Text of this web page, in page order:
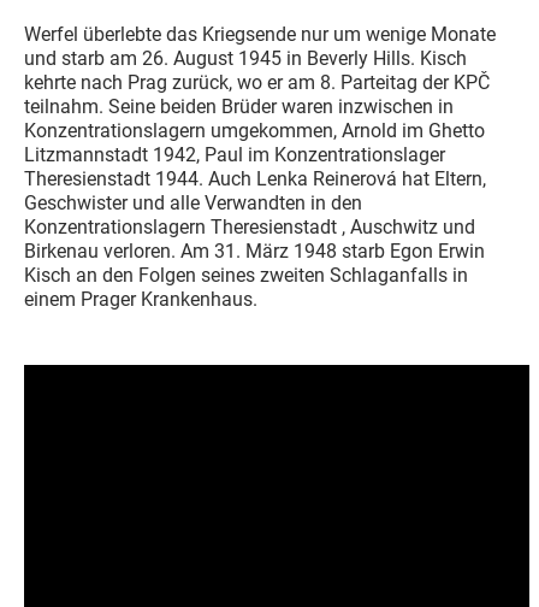
Werfel überlebte das Kriegsende nur um wenige Monate
und starb am 26. August 1945 in Beverly Hills. Kisch
kehrte nach Prag zurück, wo er am 8. Parteitag der KPČ
teilnahm. Seine beiden Brüder waren inzwischen in
Konzentrationslagern umgekommen, Arnold im Ghetto
Litzmannstadt 1942, Paul im Konzentrationslager
Theresienstadt 1944. Auch Lenka Reinerová hat Eltern,
Geschwister und alle Verwandten in den
Konzentrationslagern Theresienstadt , Auschwitz und
Birkenau verloren. Am 31. März 1948 starb Egon Erwin
Kisch an den Folgen seines zweiten Schlaganfalls in
einem Prager Krankenhaus.